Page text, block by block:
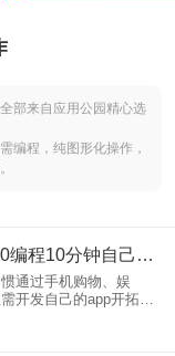
部来自应用公园精心选
编程，纯图形化操作，
不用找app开发公司，0编程10分钟自己制作购物商城app
通过手机购物、娱
开发自己的app开拓线
一个购物商城app整合
城app需要多少钱？如